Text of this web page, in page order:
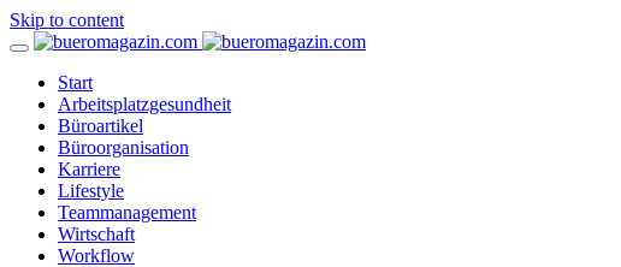
Skip to content
Start
Arbeitsplatzgesundheit
Büroartikel
Büroorganisation
Karriere
Lifestyle
Teammanagement
Wirtschaft
Workflow